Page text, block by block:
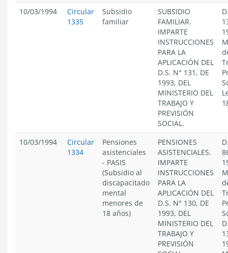
10/03/1994
Circular
1335
Subsidio
familiar
SUBSIDIO
FAMILIAR.
IMPARTE
INSTRUCCIONES
PARA LA
APLICACIÓN DEL
D.S. N° 131, DE
1993, DEL
MINISTERIO DEL
TRABAJO Y
PREVISIÓN
SOCIAL.
10/03/1994
Circular
1334
Pensiones
asistenciales
- PASIS
(Subsidio al
discapacitado
mental
menores de
18 años)
PENSIONES
ASISTENCIALES.
IMPARTE
INSTRUCCIONES
PARA LA
APLICACIÓN DEL
D.S. N° 130, DE
1993, DEL
MINISTERIO DEL
TRABAJO Y
PREVISIÓN